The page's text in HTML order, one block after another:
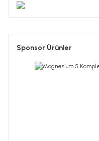
Sponsor Ürünler